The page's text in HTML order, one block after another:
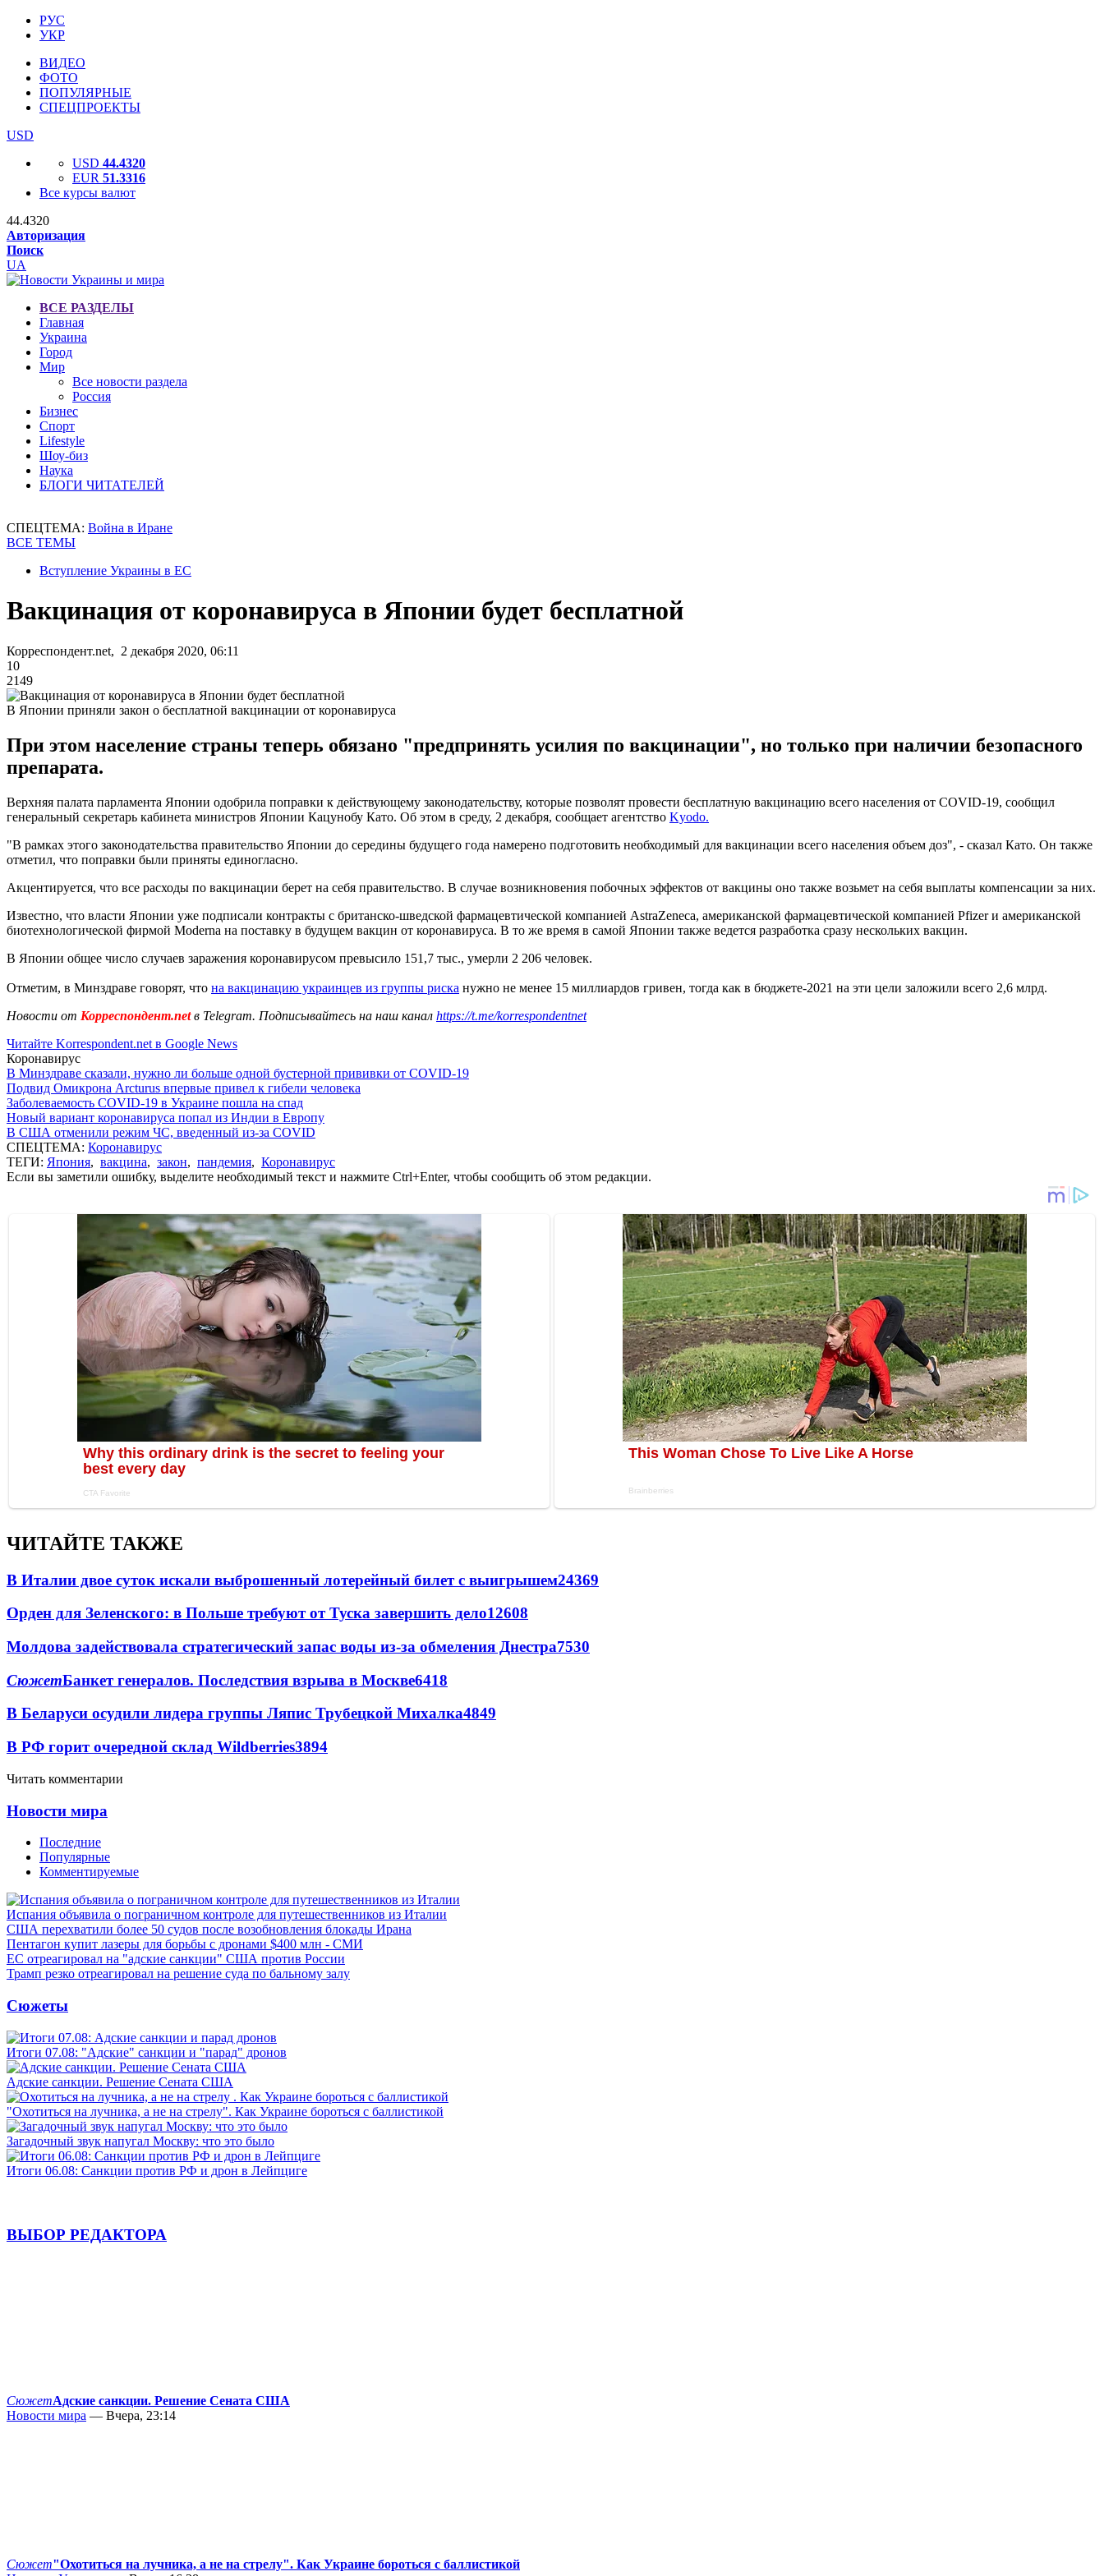
РУС
УКР
ВИДЕО
ФОТО
ПОПУЛЯРНЫЕ
СПЕЦПРОЕКТЫ
USD
USD 44.4320
EUR 51.3316
Все курсы валют
44.4320
Авторизация
Поиск
UA
ВСЕ РАЗДЕЛЫ
Главная
Украина
Город
Мир
Все новости раздела
Россия
Бизнес
Спорт
Lifestyle
Шоу-биз
Наука
БЛОГИ ЧИТАТЕЛЕЙ
СПЕЦТЕМА: Война в Иране
ВСЕ ТЕМЫ
Вступление Украины в ЕС
Вакцинация от коронавируса в Японии будет бесплатной
Корреспондент.net, 2 декабря 2020, 06:11
10
2149
В Японии приняли закон о бесплатной вакцинации от коронавируса
При этом население страны теперь обязано "предпринять усилия по вакцинации", но только при наличии безопасного
препарата.
Верхняя палата парламента Японии одобрила поправки к действующему законодательству, которые позволят провести бесплатную вакцинацию всего населения от COVID-19, сообщил
генеральный секретарь кабинета министров Японии Кацунобу Като. Об этом в среду, 2 декабря, сообщает агентство Kyodo.
"В рамках этого законодательства правительство Японии до середины будущего года намерено подготовить необходимый для вакцинации всего населения объем доз", - сказал Като. Он также
отметил, что поправки были приняты единогласно.
Акцентируется, что все расходы по вакцинации берет на себя правительство. В случае возникновения побочных эффектов от вакцины оно также возьмет на себя выплаты компенсации за них.
Известно, что власти Японии уже подписали контракты с британско-шведской фармацевтической компанией AstraZeneca, американской фармацевтической компанией Pfizer и американской
биотехнологической фирмой Moderna на поставку в будущем вакцин от коронавируса. В то же время в самой Японии также ведется разработка сразу нескольких вакцин.
В Японии общее число случаев заражения коронавирусом превысило 151,7 тыс., умерли 2 206 человек.
Отметим, в Минздраве говорят, что на вакцинацию украинцев из группы риска нужно не менее 15 миллиардов гривен, тогда как в бюджете-2021 на эти цели заложили всего 2,6 млрд.
Новости от Корреспондент.netв Telegram. Подписывайтесь на наш канал https://t.me/korrespondentnet
Читайте Korrespondent.net в Google News
Коронавирус
В Минздраве сказали, нужно ли больше одной бустерной прививки от COVID-19
Подвид Омикрона Arcturus впервые привел к гибели человека
Заболеваемость COVID-19 в Украине пошла на спад
Новый вариант коронавируса попал из Индии в Европу
В США отменили режим ЧС, введенный из-за COVID
СПЕЦТЕМА: Коронавирус
ТЕГИ: Япония, вакцина, закон, пандемия, Коронавирус
Если вы заметили ошибку, выделите необходимый текст и нажмите Ctrl+Enter, чтобы сообщить об этом редакции.
ЧИТАЙТЕ ТАКЖЕ
В Италии двое суток искали выброшенный лотерейный билет с выигрышем24369
Орден для Зеленского: в Польше требуют от Туска завершить дело12608
Молдова задействовала стратегический запас воды из-за обмеления Днестра7530
СюжетБанкет генералов. Последствия взрыва в Москве6418
В Беларуси осудили лидера группы Ляпис Трубецкой Михалка4849
В РФ горит очередной склад Wildberries3894
Читать комментарии
Новости мира
Последние
Популярные
Комментируемые
Испания объявила о пограничном контроле для путешественников из Италии
США перехватили более 50 судов после возобновления блокады Ирана
Пентагон купит лазеры для борьбы с дронами $400 млн - СМИ
ЕС отреагировал на "адские санкции" США против России
Трамп резко отреагировал на решение суда по бальному залу
Сюжеты
Итоги 07.08: "Адские" санкции и "парад" дронов
Адские санкции. Решение Сената США
"Охотиться на лучника, а не на стрелу". Как Украине бороться с баллистикой
Загадочный звук напугал Москву: что это было
Итоги 06.08: Санкции против РФ и дрон в Лейпциге
ВЫБОР РЕДАКТОРА
СюжетАдские санкции. Решение Сената США
Новости мира — Вчера, 23:14
Сюжет"Охотиться на лучника, а не на стрелу". Как Украине бороться с баллистикой